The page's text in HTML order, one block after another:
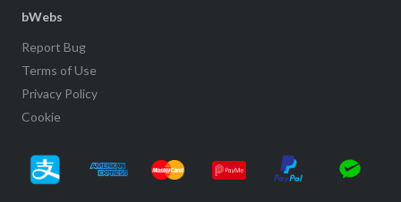
bWebs
Report Bug
Terms of Use
Privacy Policy
Cookie